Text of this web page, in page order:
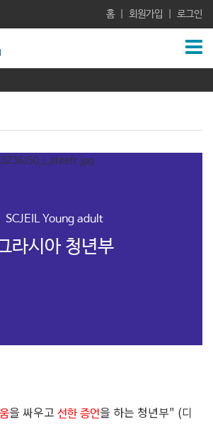
홈 회원가입 로그인
SCJEIL Young adult
라시아 청년부
을 싸우고 선한 증언을 하는 청년부" (디